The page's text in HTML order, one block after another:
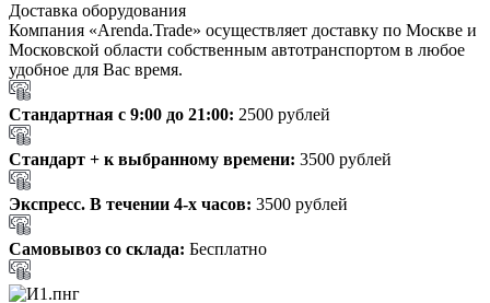
Доставка оборудования
Компания «Arenda.Trade» осуществляет доставку по Москве и
Московской области собственным автотранспортом в любое
удобное для Вас время.
Стандартная с 9:00 до 21:00: 2500 рублей
Стандарт + к выбранному времени: 3500 рублей
Экспресс. В течении 4-х часов: 3500 рублей
Самовывоз со склада: Бесплатно